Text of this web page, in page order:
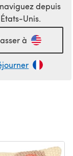
depuis
États-Unis.
à
Sweet
(16in
Italien, Russe,